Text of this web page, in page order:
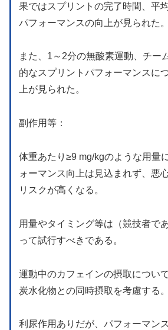
果ではスプリントの完了時間、平
パフォーマンスの向上が見られた。
また、1～2分の無酸素運動、チー
的なスプリントパフォーマンスに
上が見られた。
副作用等：
体重あたり≥9 mg/kgのような用量
ォーマンス向上は見込まれず、悪
リスクが高くなる。
用量やタイミング等は（競技者で
って試行すべきである。
運動中のカフェインの摂取につい
炭水化物との同時摂取を考慮する。
利尿作用ありだが、パフォーマン